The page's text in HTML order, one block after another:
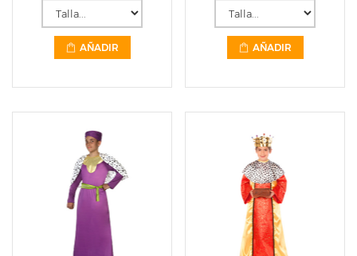
AÑADIR AÑADIR